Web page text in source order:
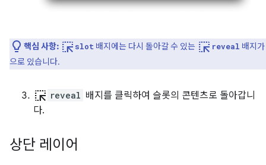
핵심 사항: ink_selection slot 배지에는 다시 돌아갈 수 있는 ink_selection reveal 배지
으로 있습니다.
ink_selection reveal 배지를 클릭하여 슬롯의 콘텐츠로 돌아갑니
다.
상단 레이어